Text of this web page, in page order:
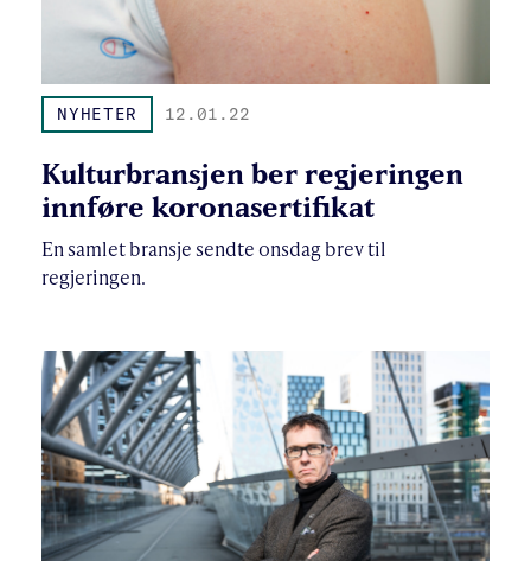
NYHETER 12.01.22
Kulturbransjen ber regjeringen
innføre koronasertifikat
En samlet bransje sendte onsdag brev til
regjeringen.